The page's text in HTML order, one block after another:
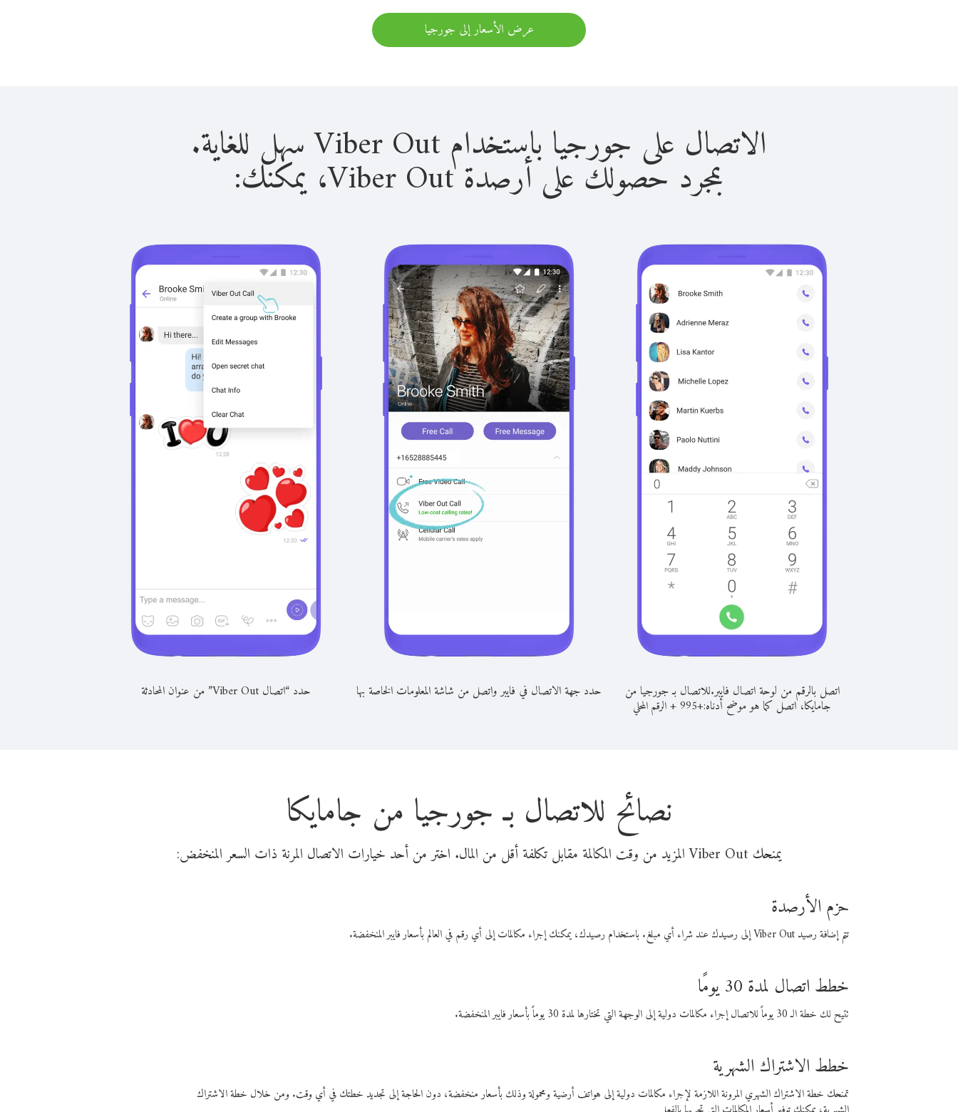
عرض الأسعار إلى جورجيا
الاتصال على جورجيا باستخدام Viber Out سهل للغاية.
بمجرد حصولك على أرصدة Viber Out، يمكنك:
اتصل بالرقم من لوحة اتصال فايبر.للاتصال بـ جورجيا من
جامايكا، اتصل كما هو موضح أدناه:+
995
+الرقم المحلي
حدد جهة الاتصال في فايبر واتصل من شاشة المعلومات الخاصة بها حدد “اتصال Viber Out” من عنوان المحادثة
نصائح للاتصال بـ جورجيا من جامايكا
يمنحك Viber Out المزيد من وقت المكالمة مقابل تكلفة أقل من المال. اختر من أحد خيارات الاتصال المرنة ذات السعر المنخفض:
حزم الأرصدة
تتم إضافة رصيد Viber Out إلى رصيدك عند شراء أي مبلغ. باستخدام رصيدك، يمكنك إجراء مكالمات إلى أي رقم في العالم بأسعار فايبر المنخفضة.
خطط اتصال لمدة 30 يومًا
تتيح لك خطة الـ 30 يوماً للاتصال إجراء مكالمات دولية إلى الوجهة التي تختارها لمدة 30 يوماً بأسعار فايبر المنخفضة.
خطط الاشتراك الشهرية
تمنحك خطة الاشتراك الشهري المرونة اللازمة لإجراء مكالمات دولية إلى هواتف أرضية ومحمولة وذلك بأسعار منخفضة، دون الحاجة إلى تجديد خطتك في أي وقت. ومن خلال خطة الاشتراك